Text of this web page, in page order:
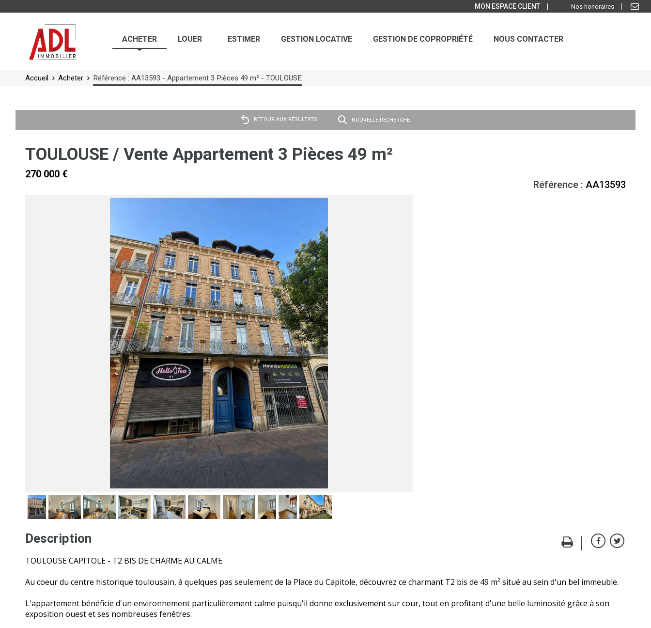
MON ESPACE CLIENT Nos honoraires
ACHETER LOUER ESTIMER GESTION LOCATIVE GESTION DE COPROPRIÉTÉ NOUS CONTACTER
Accueil Acheter Référence : AA13593 - Appartement 3 Pièces 49 m² - TOULOUSE
RETOUR AUX RÉSULTATS NOUVELLE RECHERCHE
TOULOUSE / Vente Appartement 3 Pièces 49 m²
270 000 €
Référence : AA13593
Description
TOULOUSE CAPITOLE - T2 BIS DE CHARME AU CALME
Au coeur du centre historique toulousain, à quelques pas seulement de la Place du Capitole, découvrez ce charmant T2 bis de 49 m² situé au sein d'un bel immeuble.
L'appartement bénéficie d'un environnement particulièrement calme puisqu'il donne exclusivement sur cour, tout en profitant d'une belle luminosité grâce à son
exposition ouest et ses nombreuses fenêtres.